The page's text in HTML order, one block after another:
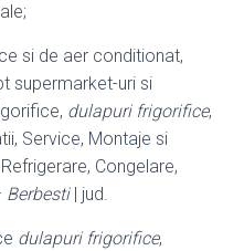
si de aer conditionat,
supermarket-uri si
dulapuri frigorifice,
Service, Montaje si
Congelare,
Berbesti| jud.
dulapuri frigorifice,